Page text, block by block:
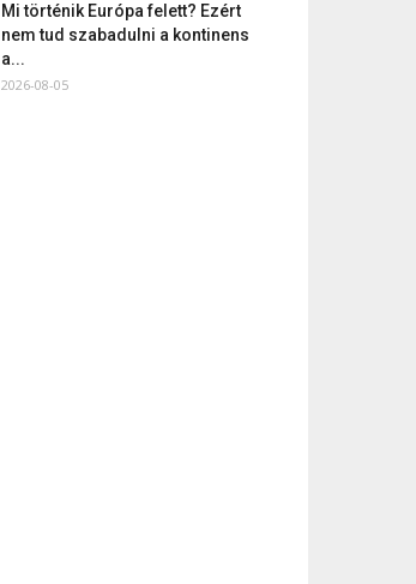
Mi történik Európa felett? Ezért
nem tud szabadulni a kontinens
a...
2026-08-05